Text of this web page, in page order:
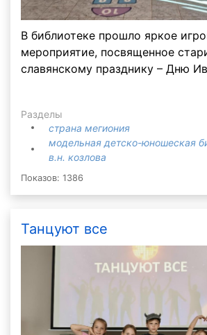
В библиотеке прошло яркое
мероприятие, посвященное
славянскому празднику – Дню
Разделы
страна мегиония
модельная детско-юношеская
в.н. козлова
Показов: 1386
Танцуют все